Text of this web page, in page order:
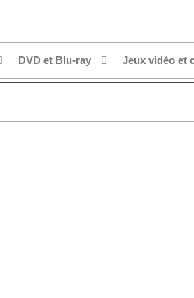
DVD et Blu-ray Jeux vidéo et